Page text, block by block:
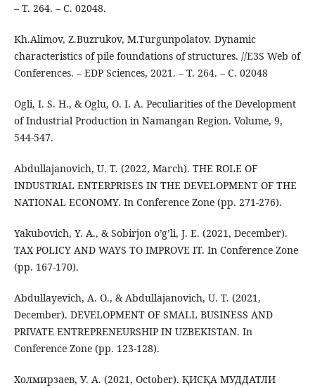
– Т. 264. – С. 02048.
Kh.Alimov, Z.Buzrukov, M.Turgunpolatov. Dynamic
characteristics of pile foundations of structures. //E3S Web of
Conferences. – EDP Sciences, 2021. – Т. 264. – С. 02048
Ogli, I. S. H., & Oglu, O. I. A. Peculiarities of the Development
of Industrial Production in Namangan Region. Volume, 9,
544-547.
Abdullajanovich, U. T. (2022, March). THE ROLE OF
INDUSTRIAL ENTERPRISES IN THE DEVELOPMENT OF THE
NATIONAL ECONOMY. In Conference Zone (pp. 271-276).
Yakubovich, Y. A., & Sobirjon o’g’li, J. E. (2021, December).
TAX POLICY AND WAYS TO IMPROVE IT. In Conference Zone
(pp. 167-170).
Abdullayevich, A. O., & Abdullajanovich, U. T. (2021,
December). DEVELOPMENT OF SMALL BUSINESS AND
PRIVATE ENTREPRENEURSHIP IN UZBEKISTAN. In
Conference Zone (pp. 123-128).
Холмирзаев, У. А. (2021, October). ҚИСҚА МУДДАТЛИ